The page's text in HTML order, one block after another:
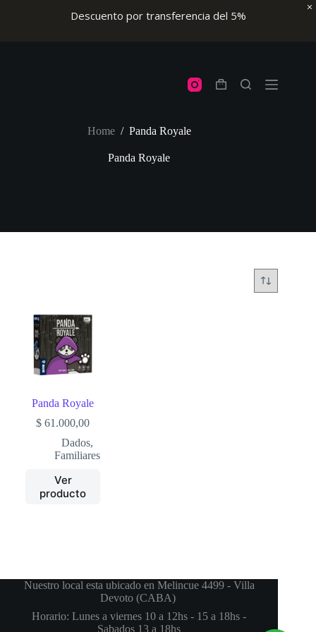
Descuento por transferencia del 5%
Shopping
Home / Panda Royale
Panda Royale
Panda Royale
$ 61.000,00
Dados,
Familiares
Ver
producto
Nuestro local esta ubicado en Melincue 4499 - Villa
Devoto (CABA)
Horario: Lunes a viernes 10 a 12hs - 15 a 18hs -
Sabados 13 a 18hs